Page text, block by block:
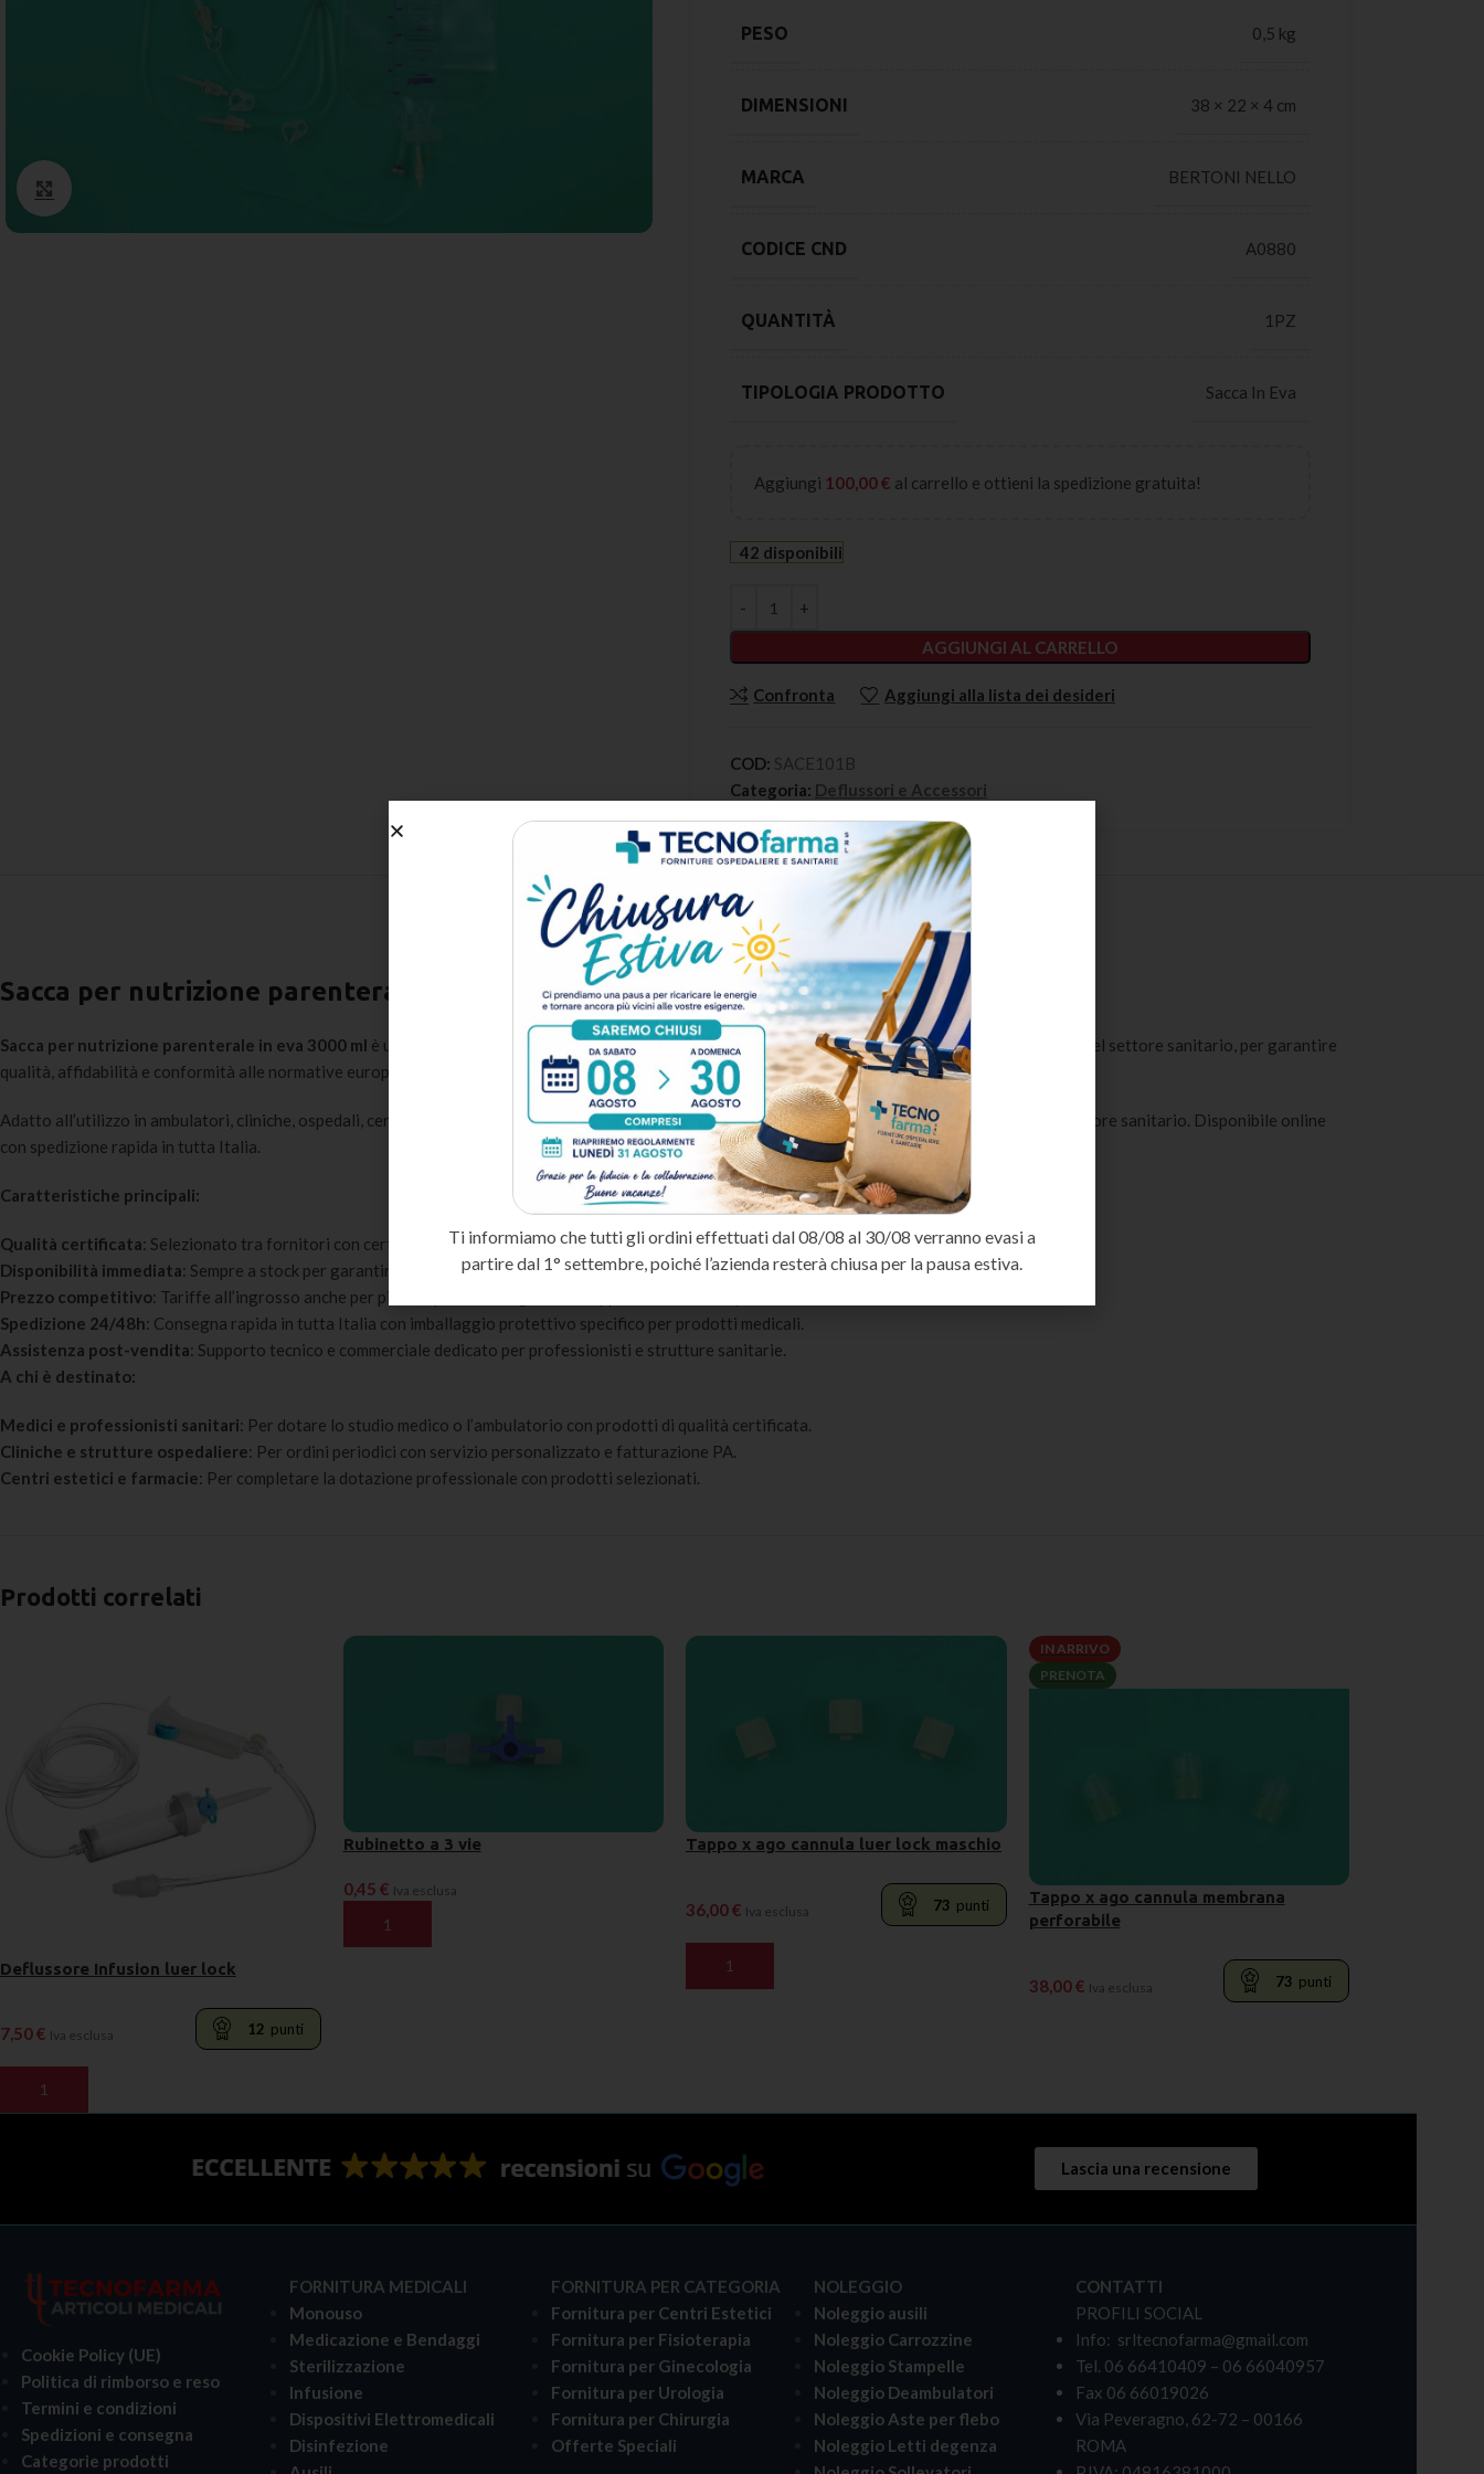
Teli Chirurgici
PESO 0,5 kg
DIMENSIONI 38 × 22 × 4 cm
MARCA BERTONI NELLO
CODICE CND A0880
QUANTITÀ 1PZ
TIPOLOGIA PRODOTTO Sacca In Eva
Aggiungi 100,00€ al carrello e ottieni la spedizione gratuita!
42 disponibili
AGGIUNGI AL CARRELLO
Confronta Aggiungi alla lista dei desideri
COD: SACE101B
Categoria: Deflussori e Accessori
DESCRIZIONEMETODO DI SPEDIZIONE
Sacca per nutrizione parenterale in eva 3000 ml
Sacca per nutrizione parenterale in eva 3000 ml è un prodotto medicale professionale selezionato da Tecnofarma tra i migliori fornitori certificati del settore sanitario, per garantire
qualità, affidabilità e conformità alle normative europee sui dispositivi medici.
Adatto all’utilizzo in ambulatori, cliniche, ospedali, centri estetici e strutture di assistenza, rispetta i più elevati standard qualitativi e normativi del settore sanitario. Disponibile online
con spedizione rapida in tutta Italia.
Caratteristiche principali:
Qualità certificata: Selezionato tra fornitori con certificazione ISO 13485 e conformità MDR.
Disponibilità immediata: Sempre a stock per garantire la continuità operativa della struttura sanitaria.
Prezzo competitivo: Tariffe all’ingrosso anche per piccoli quantitativi grazie ai rapporti diretti con i produttori.
Spedizione 24/48h: Consegna rapida in tutta Italia con imballaggio protettivo specifico per prodotti medicali.
Assistenza post-vendita: Supporto tecnico e commerciale dedicato per professionisti e strutture sanitarie.
A chi è destinato:
Medici e professionisti sanitari: Per dotare lo studio medico o l’ambulatorio con prodotti di qualità certificata.
Cliniche e strutture ospedaliere: Per ordini periodici con servizio personalizzato e fatturazione PA.
Centri estetici e farmacie: Per completare la dotazione professionale con prodotti selezionati.
Prodotti correlati
Deflussore Infusion luer lock
7,50€ Iva esclusa 12 punti
AGGIUNGI AL CARRELLO
Rubinetto a 3 vie
0,45 € Iva esclusa
AGGIUNGI AL CARRELLO
Tappo x ago cannula luer lock maschio
36,00€ Iva esclusa 73 punti
AGGIUNGI AL CARRELLO
IN ARRIVO
PRENOTA
Tappo x ago cannula membrana
perforabile
38,00€ Iva esclusa 73 punti
Lascia una recensione
Cookie Policy (UE)
Politica di rimborso e reso
Termini e condizioni
Spedizioni e consegna
Categorie prodotti
FORNITURA MEDICALI
Monouso
Medicazione e Bendaggi
Sterilizzazione
Infusione
Dispositivi Elettromedicali
Disinfezione
FORNITURA PER CATEGORIA
Fornitura per Centri Estetici
Fornitura per Fisioterapia
Fornitura per Ginecologia
Fornitura per Urologia
Fornitura per Chirurgia
Offerte Speciali
NOLEGGIO
Noleggio ausili
Noleggio Carrozzine
Noleggio Stampelle
Noleggio Deambulatori
Noleggio Aste per flebo
Noleggio Letti degenza
CONTATTI
PROFILI SOCIAL
Info: srltecnofarma@gmail.com
Tel. 06 66410409 – 06 66040957
Fax 06 66019026
Via Peveragno, 62-72 – 00166
ROMA
Ti informiamo che tutti gli ordini effettuati dal 08/08 al 30/08 verranno evasi a
partire dal 1° settembre, poiché l’azienda resterà chiusa per la pausa estiva.